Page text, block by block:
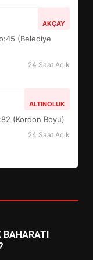
AKÇAY
(Belediye
24 Saat Açık
ALTINOLUK
(Kordon Boyu)
24 Saat Açık
GÖZLER